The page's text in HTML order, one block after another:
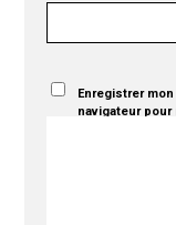
Enregistrer
navigateur